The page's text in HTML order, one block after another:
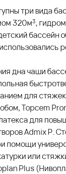
три вида
320м3,
бассейн
дна чаши
для
Topcem
для
Admix P.
помощи
или
Plus